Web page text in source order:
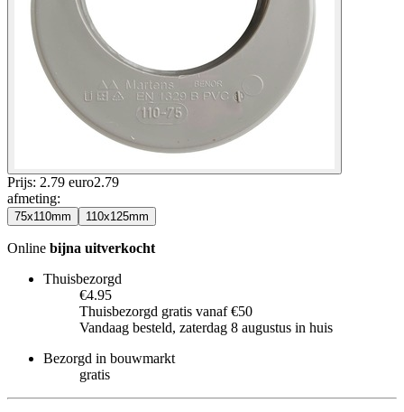
Prijs: 2.79 euro2.79
afmeting:
75x110mm 110x125mm
Online bijna uitverkocht
Thuisbezorgd
€4.95
Thuisbezorgd gratis vanaf €50
Vandaag besteld, zaterdag 8 augustus in huis
Bezorgd in bouwmarkt
gratis